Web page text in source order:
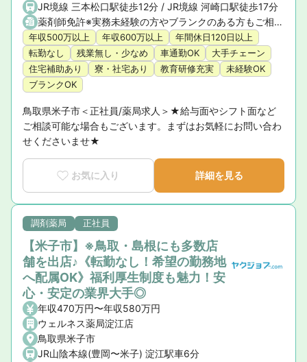
JR境線 三本松口駅徒歩12分 / JR境線 河崎口駅徒歩17分
薬剤師免許※実務未経験の方やブランクのある方もご相談ください。
年収500万以上 年収600万以上
年間休日120日以上
転勤なし
残業無し・少なめ 車通勤OK
大手チェーン
住宅補助あり
寮・社宅あり 教育研修充実
未経験OK
ブランクOK
鳥取県米子市＜正社員/薬局求人＞★給与面やシフト面など
ご相談可能な場合もございます。まずはお気軽にお問い合わ
せくださいませ★
お気に入り 詳細を見る
調剤薬局 正社員
【米子市】※鳥取・島根にも多数店
舗を出店♪《転勤なし！希望の勤務地
へ配属OK》福利厚生制度も魅力！安
心・安定の業界大手◎
年収470万円〜年収580万円
ウェルネス薬局淀江店
鳥取県米子市
JR山陰本線(豊岡〜米子) 淀江駅車6分